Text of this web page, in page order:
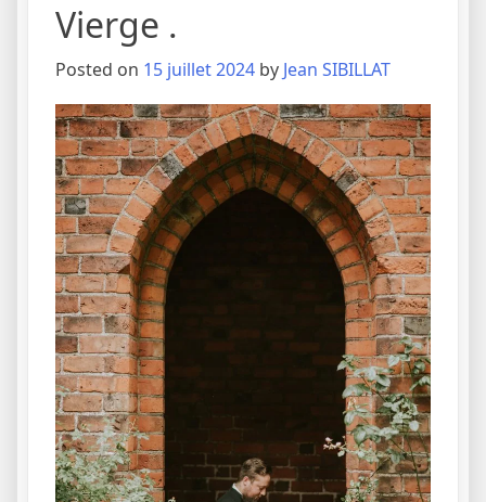
Vierge .
Posted on 15 juillet 2024 by Jean SIBILLAT